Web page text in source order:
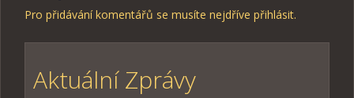
Pro přidávání komentářů se musíte nejdříve přihlásit.
Aktuální Zprávy